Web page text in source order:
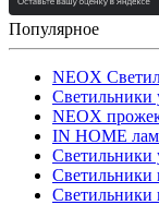
Популярное
NEOX
Светильники
NEOX
IN HOME
Светильники
Светильники